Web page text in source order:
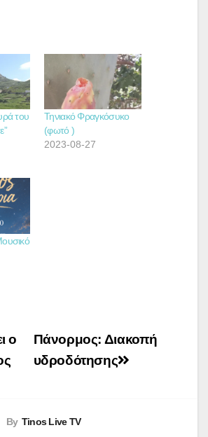
του
Τηνιακό Φραγκόσυκο
(φωτό )
2023-08-27
Πάνορμος: Διακοπή
υδροδότησης
ο
By Tinos Live TV